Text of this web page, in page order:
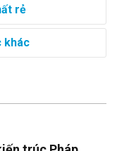
rẻ
khác